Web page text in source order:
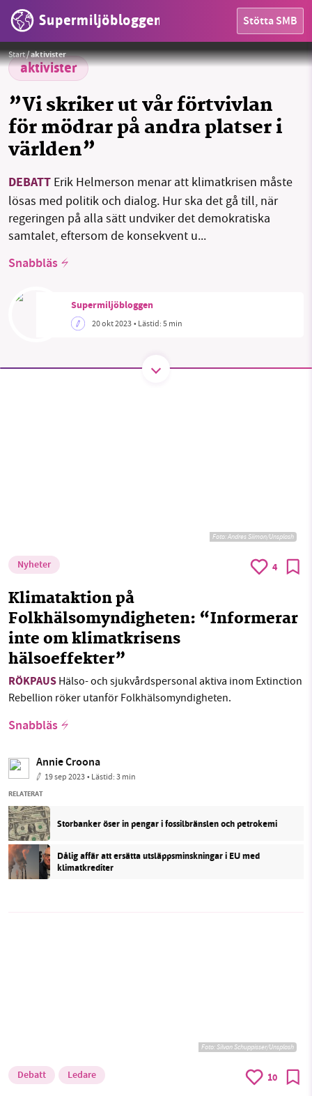
Supermiljöbloggen Stötta SMB
HEM
OMRÅDEN
MILJÖFAKTA
OM OSS
Sök Sparade inlägg
Threads
Start/aktivister
aktivister
”Vi skriker ut vår förtvivlan
för mödrar på andra platser i
världen”
DEBATT Erik Helmerson menar att klimatkrisen måste
lösas med politik och dialog. Hur ska det gå till, när
regeringen på alla sätt undviker det demokratiska
samtalet, eftersom de konsekvent u...
Snabbläs
Supermiljöbloggen
20 okt 2023• Lästid:5 min
Markus Spiske/Unsplash
Foto:Andres Siimon/Unsplash
Nyheter 4
Klimataktion på
Folkhälsomyndigheten: “Informerar
inte om klimatkrisens
hälsoeffekter”
RÖKPAUS Hälso- och sjukvårdspersonal aktiva inom Extinction
Rebellion röker utanför Folkhälsomyndigheten.
Snabbläs
Annie Croona
19 sep 2023• Lästid:3 min
RELATERAT
Storbanker öser in pengar i fossilbränslen och petrokemi
Dålig affär att ersätta utsläppsminskningar i EU med
klimatkrediter
Foto:Silvan Schuppisser/Unsplash
Debatt Ledare 10
SMB kämpar för en hållbar framtid. Sedan